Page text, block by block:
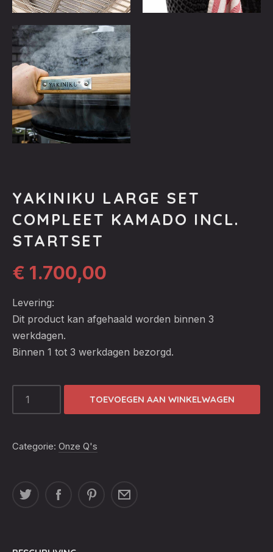
YAKINIKU LARGE SET
COMPLEET KAMADO INCL.
STARTSET
€ 1.700,00
Levering:
Dit product kan afgehaald worden binnen 3
werkdagen.
Binnen 1 tot 3 werkdagen bezorgd.
COMPLEET
STARTSET
TOEVOEGEN AAN WINKELWAGEN
Categorie: Onze Q's